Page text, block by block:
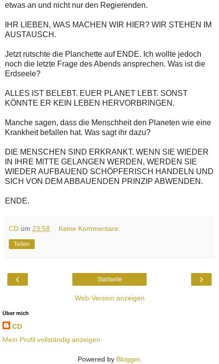
etwas an und nicht nur den Regierenden.
IHR LIEBEN, WAS MACHEN WIR HIER? WIR STEHEN IM
AUSTAUSCH.
Jetzt rutschte die Planchette auf ENDE. Ich wollte jedoch
noch die letzte Frage des Abends ansprechen. Was ist die
Erdseele?
ALLES IST BELEBT. EUER PLANET LEBT. SONST
KÖNNTE ER KEIN LEBEN HERVORBRINGEN.
Manche sagen, dass die Menschheit den Planeten wie eine
Krankheit befallen hat. Was sagt ihr dazu?
DIE MENSCHEN SIND ERKRANKT. WENN SIE WIEDER
IN IHRE MITTE GELANGEN WERDEN, WERDEN SIE
WIEDER AUFBAUEND SCHÖPFERISCH HANDELN UND
SICH VON DEM ABBAUENDEN PRINZIP ABWENDEN.
ENDE.
CD um 23:58 Keine Kommentare:
Teilen
‹ ›
Startseite
Web-Version anzeigen
Über mich
CD
Mein Profil vollständig anzeigen
Powered by Blogger.